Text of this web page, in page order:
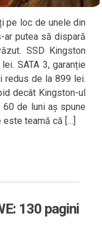
pe loc de unele din
ar putea să dispară
SSD Kingston
SATA 3, garanție
redus de la 899 lei.
decât Kingston-ul
de luni aș spune
este teamă că […]
130 pagini